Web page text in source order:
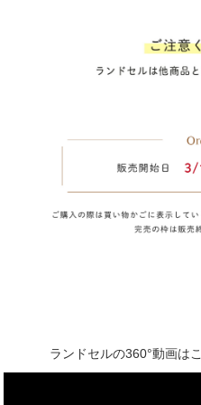
ランドセルの360°動画は